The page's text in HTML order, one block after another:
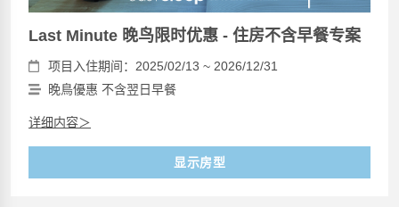
Last Minute 晚鸟限时优惠 - 住房不含早餐专案
项目入住期间：2025/02/13 ~ 2026/12/31
晚鳥優惠 不含翌日早餐
详细内容＞
显示房型